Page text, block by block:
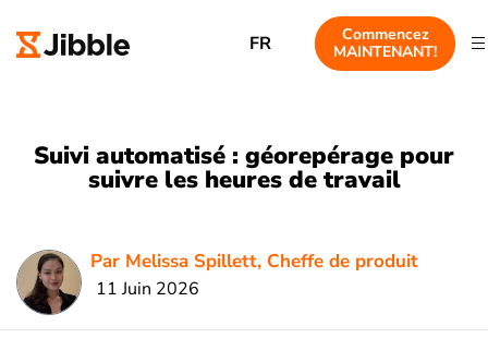
FR
Commencez
MAINTENANT!
Suivi automatisé : géorepérage pour
suivre les heures de travail
Par Melissa Spillett, Cheffe de produit
11 Juin 2026